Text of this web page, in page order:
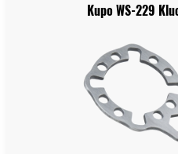
Kupo WS-229